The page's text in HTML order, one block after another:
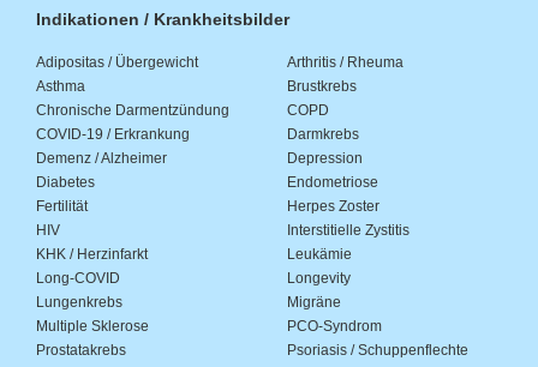
Indikationen / Krankheitsbilder
Adipositas / Übergewicht
Arthritis / Rheuma
Asthma
Brustkrebs
Chronische Darmentzündung
COPD
COVID-19 / Erkrankung
Darmkrebs
Demenz / Alzheimer
Depression
Diabetes
Endometriose
Fertilität
Herpes Zoster
HIV
Interstitielle Zystitis
KHK / Herzinfarkt
Leukämie
Long-COVID
Longevity
Lungenkrebs
Migräne
Multiple Sklerose
PCO-Syndrom
Prostatakrebs
Psoriasis / Schuppenflechte